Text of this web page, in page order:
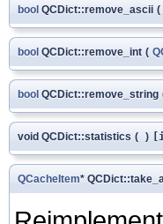
bool QCDict::remove_ascii (
bool QCDict::remove_int (
bool QCDict::remove_string
void QCDict::statistics ( )
QCacheItem*